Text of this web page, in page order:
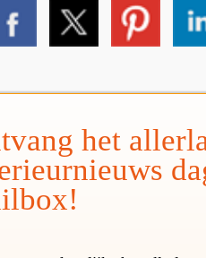
het